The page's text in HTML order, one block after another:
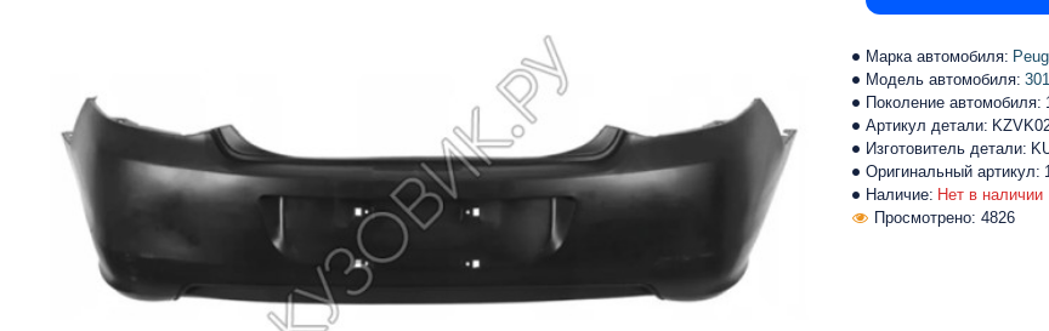
Наличие: Нет в наличии
Марка автомобиля:
Модель автомобиля: 301
Поколение автомобиля:
Артикул детали:
Изготовитель детали:
Оригинальный артикул:
Просмотрено: 4826